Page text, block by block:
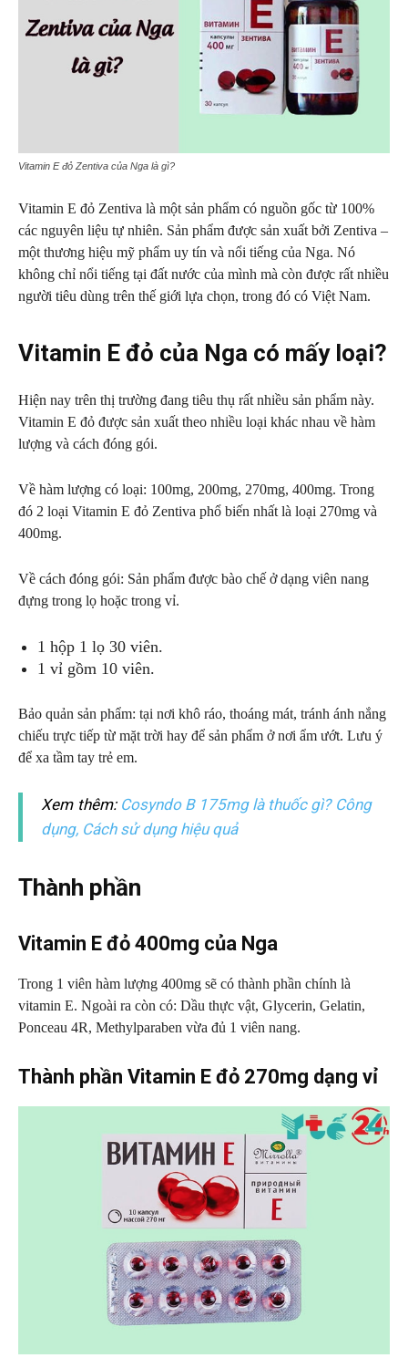
Vitamin E đỏ Zentiva của Nga là gì?
Vitamin E đỏ Zentiva là một sản phẩm có nguồn gốc từ 100%
các nguyên liệu tự nhiên. Sản phẩm được sản xuất bởi Zentiva –
một thương hiệu mỹ phẩm uy tín và nổi tiếng của Nga. Nó
không chỉ nổi tiếng tại đất nước của mình mà còn được rất nhiều
người tiêu dùng trên thế giới lựa chọn, trong đó có Việt Nam.
Vitamin E đỏ của Nga có mấy loại?
Hiện nay trên thị trường đang tiêu thụ rất nhiều sản phẩm này.
Vitamin E đỏ được sản xuất theo nhiều loại khác nhau về hàm
lượng và cách đóng gói.
Về hàm lượng có loại: 100mg, 200mg, 270mg, 400mg. Trong
đó 2 loại Vitamin E đỏ Zentiva phổ biến nhất là loại 270mg và
400mg.
Về cách đóng gói: Sản phẩm được bào chế ở dạng viên nang
đựng trong lọ hoặc trong vỉ.
1 hộp 1 lọ 30 viên.
1 vỉ gồm 10 viên.
Bảo quản sản phẩm: tại nơi khô ráo, thoáng mát, tránh ánh nắng
chiếu trực tiếp từ mặt trời hay để sản phẩm ở nơi ẩm ướt. Lưu ý
để xa tầm tay trẻ em.
Xem thêm: Cosyndo B 175mg là thuốc gì? Công
dụng, Cách sử dụng hiệu quả
Thành phần
Vitamin E đỏ 400mg của Nga
Trong 1 viên hàm lượng 400mg sẽ có thành phần chính là
vitamin E. Ngoài ra còn có: Dầu thực vật, Glycerin, Gelatin,
Ponceau 4R, Methylparaben vừa đủ 1 viên nang.
Thành phần Vitamin E đỏ 270mg dạng vỉ